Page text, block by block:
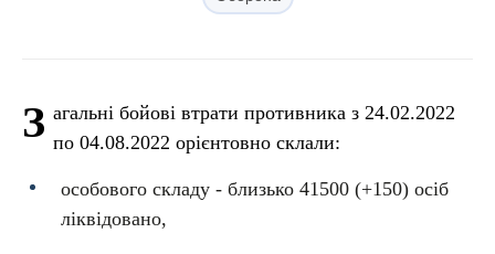
З агальні бойові втрати противника з 24.02.2022
по 04.08.2022 орієнтовно склали:
особового складу - близько 41500 (+150) осіб
ліквідовано,